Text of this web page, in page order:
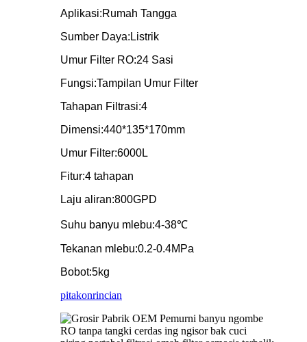
Aplikasi:Rumah Tangga
Sumber Daya: Listrik
Umur Filter RO:24 Sasi
Fungsi:Tampilan Umur Filter
Tahapan Filtrasi:4
Dimensi:440*135*170mm
Umur Filter:6000L
Fitur:4 tahapan
Laju aliran:800GPD
Suhu banyu mlebu:4-38℃
Tekanan mlebu:0.2-0.4MPa
Bobot:5kg
pitakonrincian